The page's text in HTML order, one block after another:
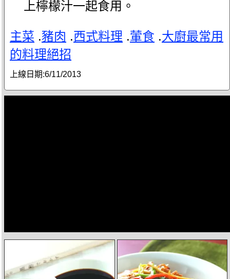
上檸檬汁一起食用。
主菜 .豬肉 .西式料理 .葷食 .大廚最常用
的料理絕招
上線日期:6/11/2013